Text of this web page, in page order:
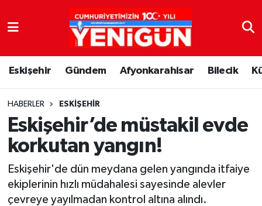
Eskişehir Gündem Afyonkarahisar Bilecik
HABERLER ESKIŞEHIR
Eskişehir’de müstakil evde
korkutan yangın!
Eskişehir'de dün meydana gelen yangında itfaiye
ekiplerinin hızlı müdahalesi sayesinde alevler
çevreye yayılmadan kontrol altına alındı.
Nöbetçi Eczaneler
Hava Durumu
Trafik Durumu
Süper Lig Puan Durumu ve Fikstür
Tüm Manşetler
Son Dakika Haberleri